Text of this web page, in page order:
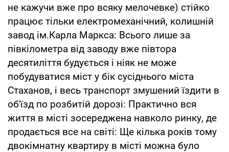
не кажучи вже про всяку мелочевке) стійко
працює тільки електромеханічний, колишній
завод ім.Карла Маркса: Всього лише за
півкілометра від заводу вже півтора
десятиліття будується і ніяк не може
побудуватися міст у бік сусіднього міста
Стаханов, і весь транспорт змушений їздити в
об'їзд по розбитій дорозі: Практично вся
життя в місті зосереджена навколо ринку, де
продається все на світі: Ще кілька років тому
двокімнатну квартиру в місті можна було